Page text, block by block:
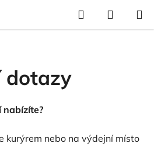
Hledat
KOŠÍK
dotazy
nabízíte?
kurýrem nebo na výdejní místo